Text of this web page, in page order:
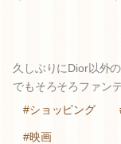
久しぶりにDior以外
でもそろそろファン
#ショッピング
#映画